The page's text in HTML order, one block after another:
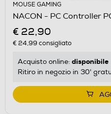
MOUSE GAMING
NACON - PC Controller
€ 22,90
€ 24,99 consigliato
Acquisto online: disponibile
Ritiro in negozio in 30'